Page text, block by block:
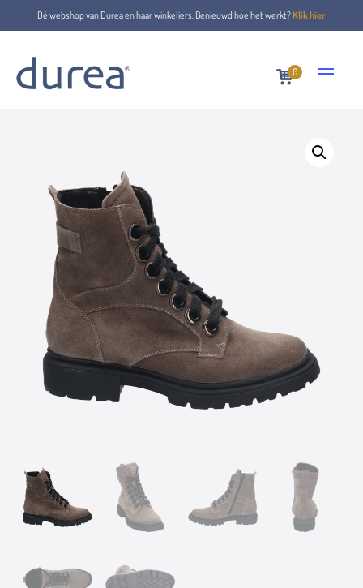
Dé webshop van Durea en haar winkeliers. Benieuwd hoe het werkt?Klik hier
0
Home Veterboots